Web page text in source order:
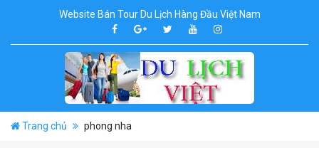
Website Bán Tour Du Lịch Hàng Đầu Việt Nam
Trang chủ phong nha